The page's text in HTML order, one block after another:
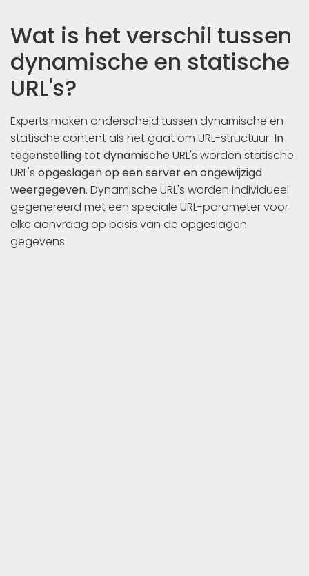
Wat is het verschil tussen
dynamische en statische
URL's?
Experts maken onderscheid tussen dynamische en
statische content als het gaat om URL-structuur. In
tegenstelling tot dynamischeURL's worden statische
URL's opgeslagen op een serveren ongewijzigd
weergegeven. Dynamische URL's worden individueel
gegenereerd met een speciale URL-parameter voor
elke aanvraag op basis van de opgeslagen
gegevens.